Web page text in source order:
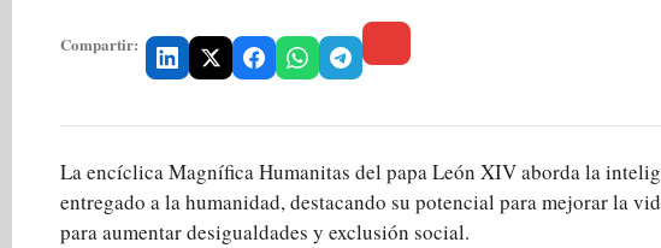
Compartir:
La encíclica Magnífica Humanitas del papa León XIV aborda la
entregado a la humanidad, destacando su potencial para mejorar la
para aumentar desigualdades y exclusión social.